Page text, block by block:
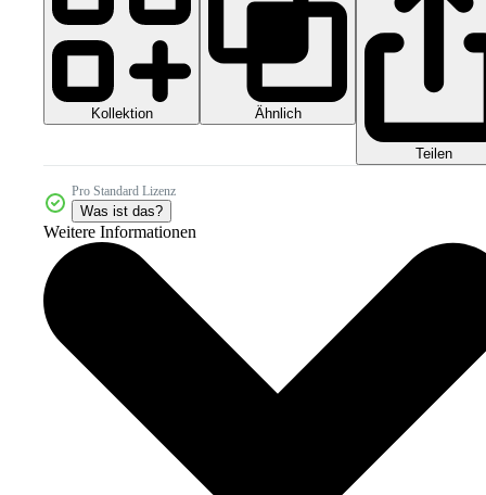
Kollektion Ähnlich
Teilen
Pro Standard Lizenz
Was ist das?
Weitere Informationen